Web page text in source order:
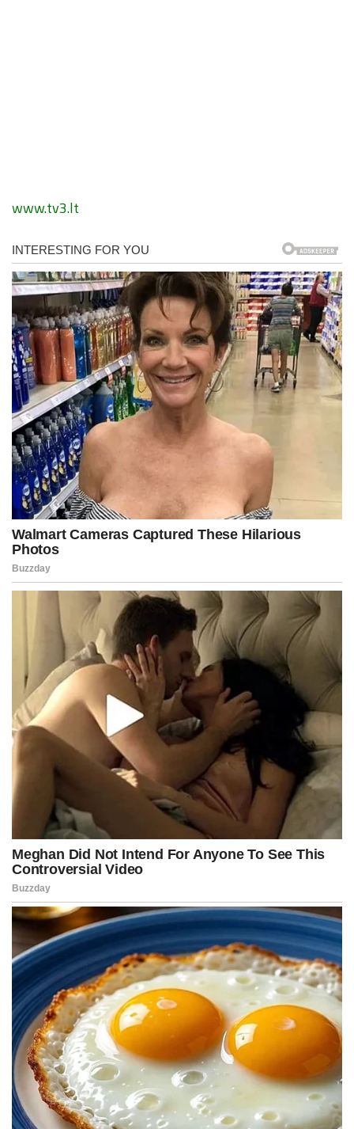
www.tv3.lt